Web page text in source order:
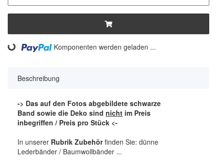
Komponenten werden geladen ...
Beschreibung
-> Das auf den Fotos abgebildete schwarze
Band sowie die Deko sind nicht im Preis
inbegriffen / Preis pro Stück <-
In unserer Rubrik Zubehörfinden Sie: dünne
Lederbänder / Baumwollbänder ...